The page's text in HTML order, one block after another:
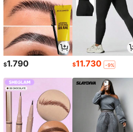
$1.790 $11.730 -9%